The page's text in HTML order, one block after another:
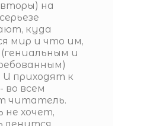
на
куда
мир и что им,
и
И приходят к
во всем
читатель.
хочет,